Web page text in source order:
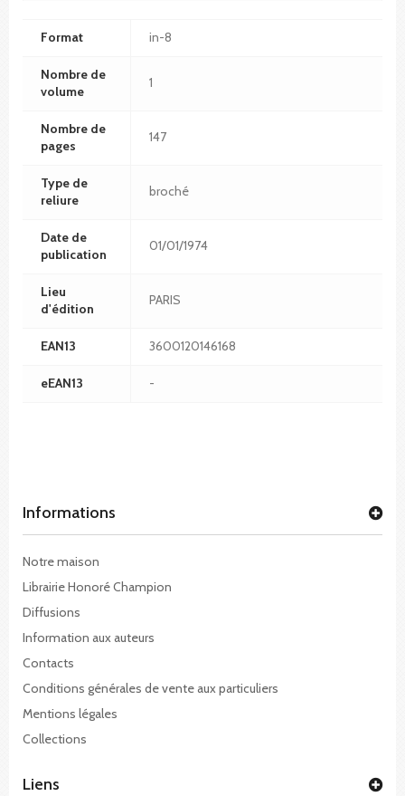
Format in-8
Nombre de
volume
1
Nombre de
pages
147
Type de
reliure
broché
Date de
publication
01/01/1974
Lieu
d'édition
PARIS
EAN13 3600120146168
eEAN13 -
Informations
Notre maison
Librairie Honoré Champion
Diffusions
Information aux auteurs
Contacts
Conditions générales de vente aux particuliers
Mentions légales
Collections
Liens